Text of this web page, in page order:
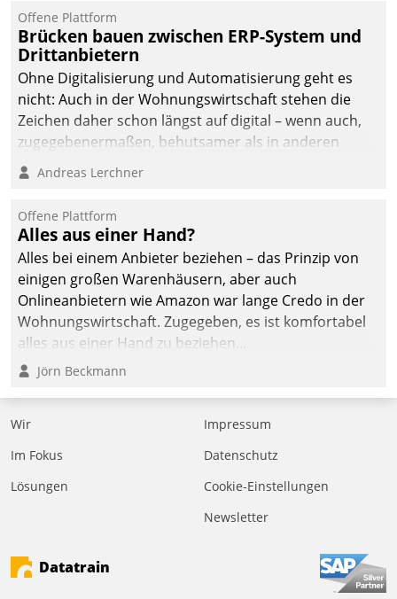
Offene Plattform
Brücken bauen zwischen ERP-System und
Drittanbietern
Ohne Digitalisierung und Automatisierung geht es
nicht: Auch in der Wohnungswirtschaft stehen die
Zeichen daher schon längst auf digital – wenn auch,
zugegebenermaßen, behutsamer als in anderen
Branchen.
Andreas Lerchner
Offene Plattform
Alles aus einer Hand?
Alles bei einem Anbieter beziehen – das Prinzip von
einigen großen Warenhäusern, aber auch
Onlineanbietern wie Amazon war lange Credo in der
Wohnungswirtschaft. Zugegeben, es ist komfortabel
alles aus einer Hand zu beziehen...
Jörn Beckmann
Wir
Im Fokus
Lösungen
Impressum
Datenschutz
Cookie-Einstellungen
Newsletter
Datatrain